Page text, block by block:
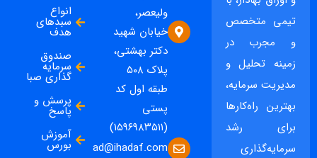
تیمی متخصص
و مجرب در
زمینه تحلیل و
مدیریت سرمایه،
بهترین راه‌کارها
برای رشد
سرمایه‌گذاری
ولیعصر،
خیابان شهید
دکتر بهشتی،
پلاک ۵۰۸
طبقه اول کد
پستی
(۱۵۹۶۹۸۳۵۱۱)
ad@ihadaf.com
انواع
سبدهای
هدف
صندوق
سرمایه
گذاری صبا
پرسش و
پاسخ
آموزش
بورس